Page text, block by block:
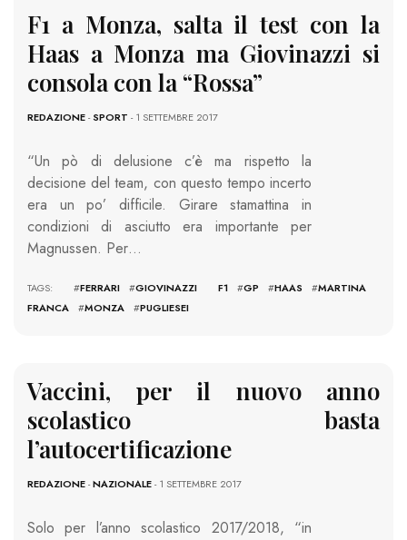
F1 a Monza, salta il test con la
Haas a Monza ma Giovinazzi si
consola con la “Rossa”
REDAZIONE-SPORT - 1 SETTEMBRE 2017
“Un pò di delusione c’è ma rispetto la
decisione del team, con questo tempo incerto
era un po’ difficile. Girare stamattina in
condizioni di asciutto era importante per
Magnussen. Per…
TAGS: #FERRARI #GIOVINAZZI F1 #GP #HAAS #MARTINA
FRANCA
#MONZA #PUGLIESEI
Vaccini, per il nuovo anno
scolastico basta
l’autocertificazione
REDAZIONE-NAZIONALE- 1 SETTEMBRE 2017
Solo per l’anno scolastico 2017/2018, “in